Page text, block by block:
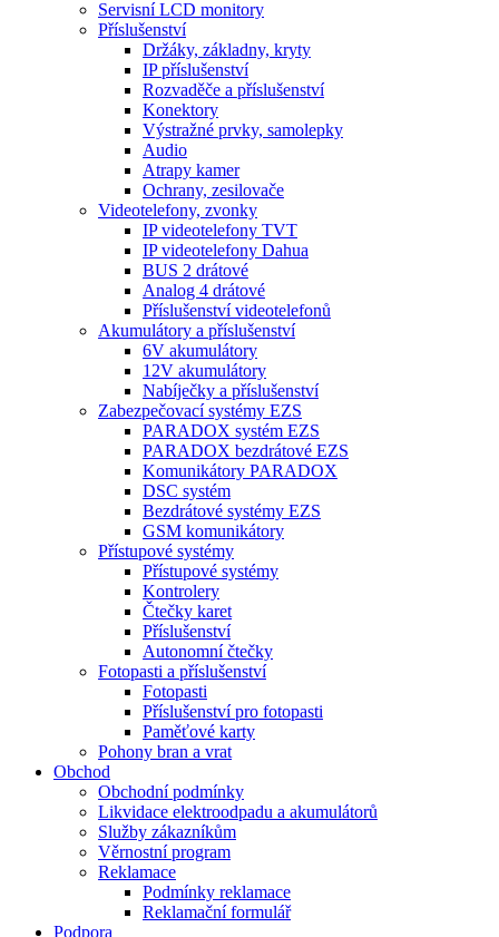
Servisní LCD monitory
Příslušenství
Držáky, základny, kryty
IP příslušenství
Rozvaděče a příslušenství
Konektory
Výstražné prvky, samolepky
Audio
Atrapy kamer
Ochrany, zesilovače
Videotelefony, zvonky
IP videotelefony TVT
IP videotelefony Dahua
BUS 2 drátové
Analog 4 drátové
Příslušenství videotelefonů
Akumulátory a příslušenství
6V akumulátory
12V akumulátory
Nabíječky a příslušenství
Zabezpečovací systémy EZS
PARADOX systém EZS
PARADOX bezdrátové EZS
Komunikátory PARADOX
DSC systém
Bezdrátové systémy EZS
GSM komunikátory
Přístupové systémy
Přístupové systémy
Kontrolery
Čtečky karet
Příslušenství
Autonomní čtečky
Fotopasti a příslušenství
Fotopasti
Příslušenství pro fotopasti
Paměťové karty
Pohony bran a vrat
Obchod
Obchodní podmínky
Likvidace elektroodpadu a akumulátorů
Služby zákazníkům
Věrnostní program
Reklamace
Podmínky reklamace
Reklamační formulář
Podpora